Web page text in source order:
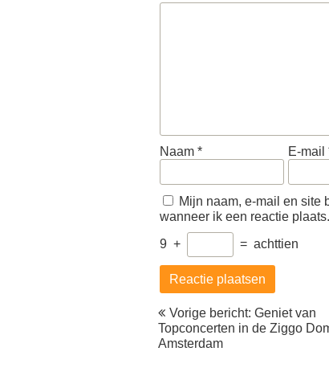
Naam * E-mail
Mijn naam, e-mail en site
wanneer ik een reactie plaats.
9 + = achttien
Berichtnavigatie
Vorige bericht: Geniet van
Topconcerten in de Ziggo
Amsterdam